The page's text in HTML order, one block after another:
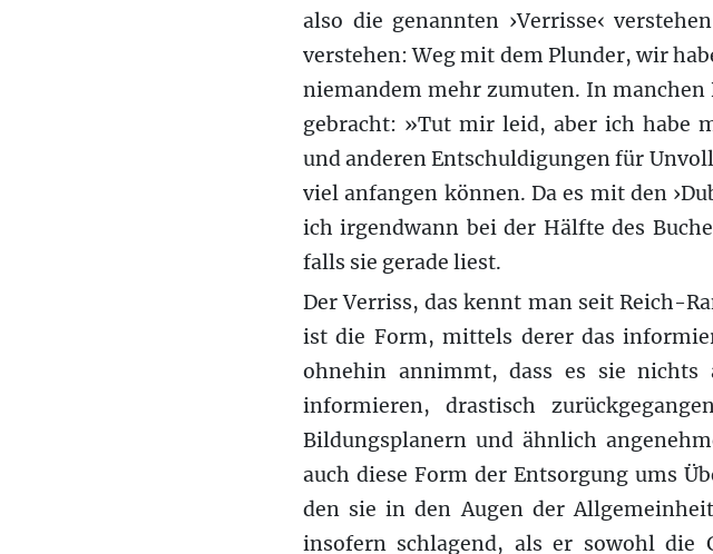
also die genannten ›Verrisse‹
verstehen: Weg mit dem Plunder, wir
niemandem mehr zumuten. In
gebracht: »Tut mir leid, aber ich habe
und anderen Entschuldigungen für
viel anfangen können. Da es mit den
ich irgendwann bei der Hälfte des
falls sie gerade liest.
Der Verriss, das kennt man seit Reich-
ist die Form, mittels derer das
ohnehin annimmt, dass es sie nichts
informieren, drastisch
Bildungsplanern und ähnlich
auch diese Form der Entsorgung ums
den sie in den Augen der
insofern schlagend, als er sowohl die